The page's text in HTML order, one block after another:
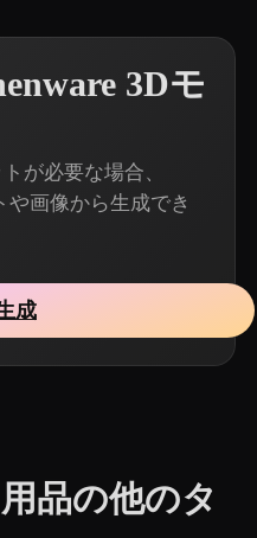
3Dモ
が必要な場合、
や画像から生成でき
成
品の他のタ